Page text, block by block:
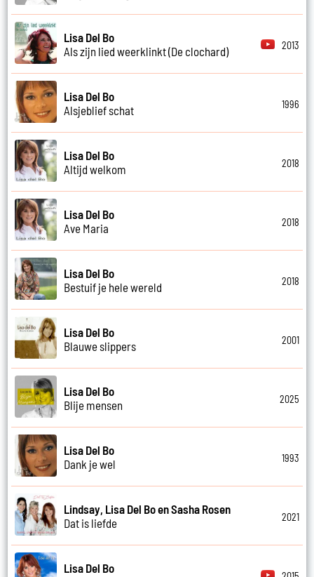
Lisa Del Bo
Als zijn lied weerklinkt (De clochard)
2013
Lisa Del Bo
Alsjeblief schat
1996
Lisa Del Bo
Altijd welkom
2018
Lisa Del Bo
Ave Maria
2018
Lisa Del Bo
Bestuif je hele wereld
2018
Lisa Del Bo
Blauwe slippers
2001
Lisa Del Bo
Blije mensen
2025
Lisa Del Bo
Dank je wel
1993
Lindsay, Lisa Del Bo en Sasha Rosen
Dat is liefde
2021
Lisa Del Bo